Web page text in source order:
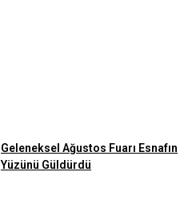
Geleneksel Ağustos Fuarı Esnafın
Yüzünü Güldürdü